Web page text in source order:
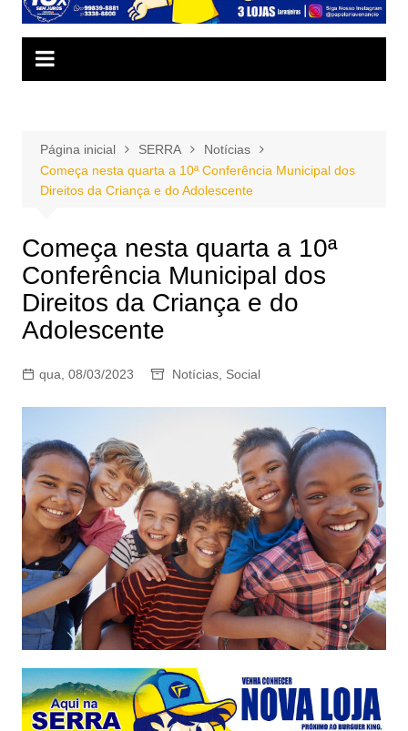
Página inicial SERRA
Notícias
Começa nesta quarta a 10ª Conferência Municipal dos
Direitos da Criança e do Adolescente
Começa nesta quarta a 10ª
Conferência Municipal dos
Direitos da Criança e do
Adolescente
qua, 08/03/2023 Notícias, Social